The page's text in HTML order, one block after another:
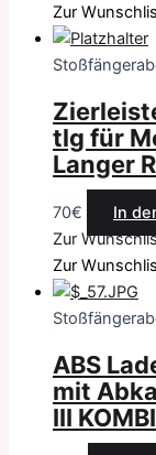
Zur
tlg für
Langer
70€
In
Zur
Zur
ABS
mit
III KOMBI